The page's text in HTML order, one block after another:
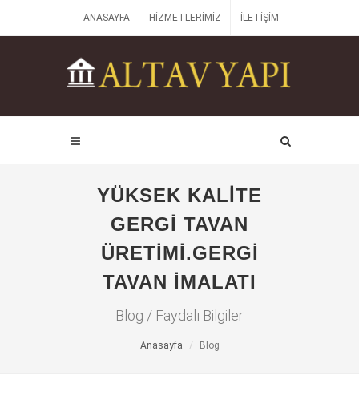
ANASAYFA HIZMETLERIMIZ İLETIŞIM
YÜKSEK KALITE
GERGI TAVAN
ÜRETIMI.GERGI
TAVAN IMALATI
Blog / Faydalı Bilgiler
Anasayfa Blog